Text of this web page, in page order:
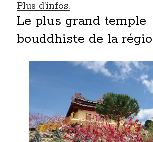
Mini-monsieur
Non classé
Parole de Follower
Patchwork
Sorties cuculturelles
Tavukoi
Vidéos
Plus d’infos.
Le plus grand temple
bouddhiste de la